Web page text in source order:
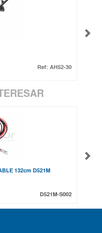
Ref: AH52-30
132cm D521M
D521M-S002